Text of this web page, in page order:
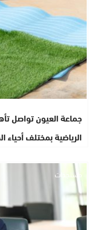
جماعة العيون تواصل
الرياضية بمختلف أحياء
مستجدات